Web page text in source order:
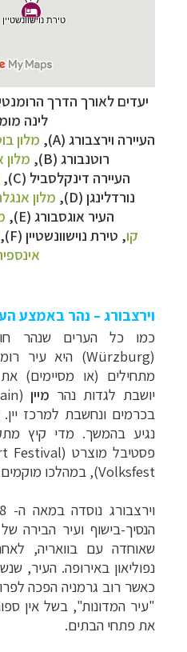
יעדים לאורך הדרך
לינה
העיירה וירצבורג (A),
מלון
רוטנבורג (B),
העיירה דינקלסביל (C),
נורדלינגן (D),
מלון
העיר אוגסבורג (E),
קו, טירת נוישוונשטיין (F),
וירצבורג – נהר באמצע
כמו כל הערים שנהר
(
Würzburg) היא עיר
מתחילים (או מסיימים)
יושבת לגדות נהר מיין(
בכרמים ונחשבת למרכז יין.
נגיע בהמשך. מדי קיץ
פסטיבל מוצרט (Festival
Volksfest), במהלכו מוקמים
הנסיך-בישוף ועיר הבירה
שאוחדה עם בוואריה,
נפוליאון באירופה.העיר,
כאשר רוב גרמניה הפכה
"עיר המדונות", בשל אין
את פתחי הבתים.